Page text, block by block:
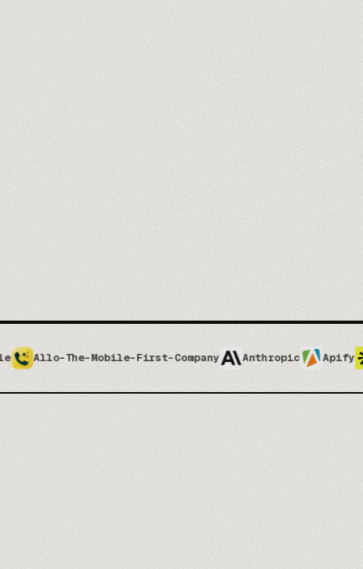
01 Audit SEO
Un Site Audit trié sur ce qui te bloque
Backlinks & concurrents
Une analyse de liens et d'écart actionnable
03 Mots-clés & contenu
Une feuille de route bâtie sur la vraie demande
04 Suivi & pilotage
Du progrès mesuré, pas de la vanité
40+
ENTREPRISES
2k€
POUR DÉMARRER
150+
AUTOMATISATIONS
First-Company Anthropic Apify Apolloio